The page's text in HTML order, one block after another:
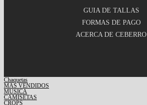
GUIA DE TALLAS
FORMAS DE PAGO
ACERCA DE CEBERRO
Chaquetas
MAS VENDIDOS
MUSICA
CAMISETAS
CROPS